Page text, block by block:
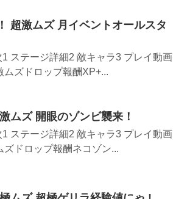
超激ムズ 月イベントオールスタ
ステージ詳細2 敵キャラ3 プレイ動画
ズドロップ報酬XP+...
ムズ 開眼のゾンビ襲来！
ステージ詳細2 敵キャラ3 プレイ動画
ドロップ報酬ネコゾン...